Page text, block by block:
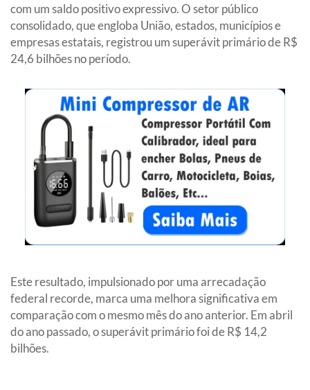
com um saldo positivo expressivo. O setor público
consolidado, que engloba União, estados, municípios e
empresas estatais, registrou um superávit primário de R$
24,6 bilhões no período.
Este resultado, impulsionado por uma arrecadação
federal recorde, marca uma melhora significativa em
comparação com o mesmo mês do ano anterior. Em abril
do ano passado, o superávit primário foi de R$ 14,2
bilhões.